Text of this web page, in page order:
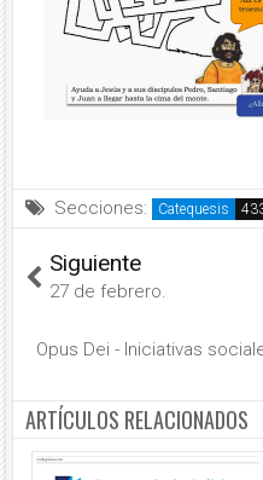
Secciones: Catequesis
Siguiente
27 de febrero.
Opus Dei - Iniciativas
ARTÍCULOS RELACIONADOS